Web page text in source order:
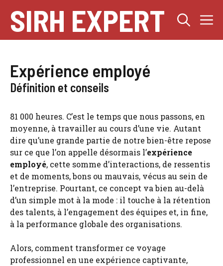
contenu
SIRH EXPERT
Expérience employé
Définition et conseils
81 000 heures. C’est le temps que nous passons, en
moyenne, à travailler au cours d’une vie. Autant
dire qu’une grande partie de notre bien-être repose
sur ce que l’on appelle désormais l’expérience
employé, cette somme d’interactions, de ressentis
et de moments, bons ou mauvais, vécus au sein de
l’entreprise. Pourtant, ce concept va bien au-delà
d’un simple mot à la mode : il touche à la rétention
des talents, à l’engagement des équipes et, in fine,
à la performance globale des organisations.
Alors, comment transformer ce voyage
professionnel en une expérience captivante,